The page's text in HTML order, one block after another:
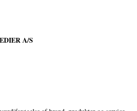
A/S